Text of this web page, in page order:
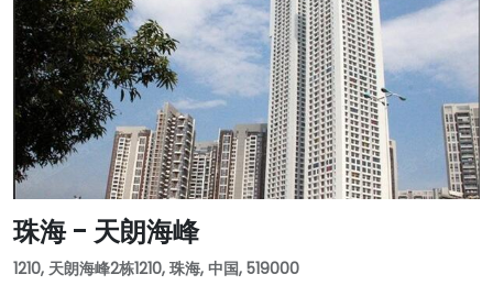
珠海 - 天朗海峰
1210, 天朗海峰2栋1210, 珠海, 中国, 519000